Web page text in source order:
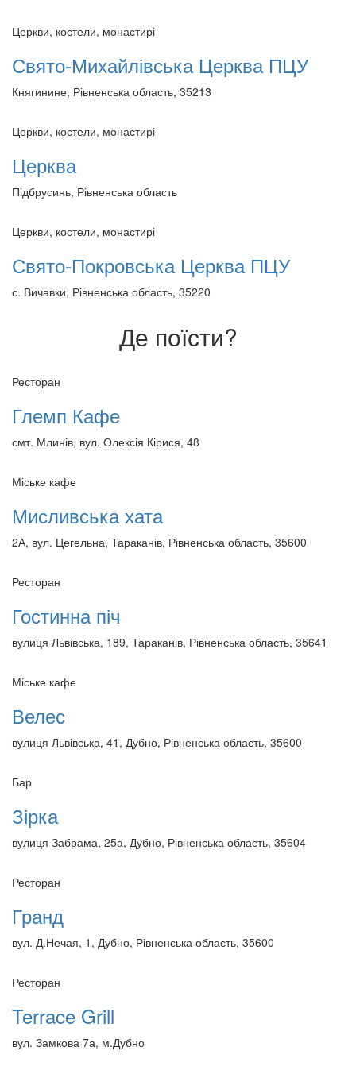
Церкви, костели, монастирі
Свято-Михайлівська Церква ПЦУ
Княгинине, Рівненська область, 35213
Церкви, костели, монастирі
Церква
Підбрусинь, Рівненська область
Церкви, костели, монастирі
Свято-Покровська Церква ПЦУ
с. Вичавки, Рівненська область, 35220
Де поїсти?
Ресторан
Глемп Кафе
смт. Млинів, вул. Олексія Кірися, 48
Міське кафе
Мисливська хата
2А, вул. Цегельна, Тараканів, Рівненська область, 35600
Ресторан
Гостинна піч
вулиця Львівська, 189, Тараканів, Рівненська область, 35641
Міське кафе
Велес
вулиця Львівська, 41, Дубно, Рівненська область, 35600
Бар
Зірка
вулиця Забрама, 25а, Дубно, Рівненська область, 35604
Ресторан
Гранд
вул. Д.Нечая, 1, Дубно, Рівненська область, 35600
Ресторан
Terrace Grill
вул. Замкова 7а, м.Дубно